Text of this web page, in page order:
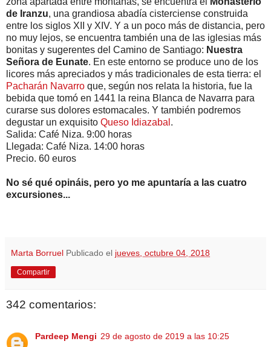
de Iranzu, una grandiosa abadía cisterciense construida
entre los siglos XII y XIV. Y a un poco más de distancia, pero
no muy lejos, se encuentra también una de las iglesias más
bonitas y sugerentes del Camino de Santiago: Nuestra
Señora de Eunate. En este entorno se produce uno de los
licores más apreciados y más tradicionales de esta tierra: el
Pacharán Navarro que, según nos relata la historia, fue la
bebida que tomó en 1441 la reina Blanca de Navarra para
curarse sus dolores estomacales. Y también podremos
degustar un exquisito Queso Idiazabal .
Salida: Café Niza. 9:00 horas
Llegada: Café Niza. 14:00 horas
Precio. 60 euros
No sé qué opináis, pero yo me apuntaría a las cuatro
excursiones...
Marta Borruel Publicado el jueves, octubre 04, 2018
Compartir
342 comentarios:
Pardeep Mengi 29 de agosto de 2019 a las 10:25